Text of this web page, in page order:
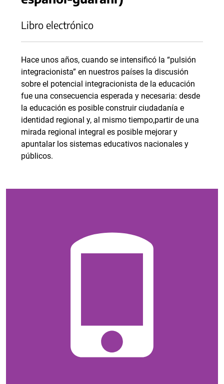
Libro electrónico
Hace unos años, cuando se intensificó la “pulsión
integracionista” en nuestros países la discusión
sobre el potencial integracionista de la educación
fue una consecuencia esperada y necesaria: desde
la educación es posible construir ciudadanía e
identidad regional y, al mismo tiempo,partir de una
mirada regional integral es posible mejorar y
apuntalar los sistemas educativos nacionales y
públicos.